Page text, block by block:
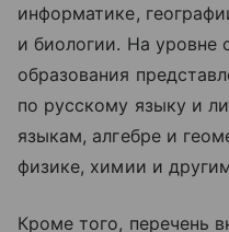
информатике,
и биологии. На уровне
образования
по русскому языку и
языкам, алгебре и
физике, химии и
Кроме того, перечень